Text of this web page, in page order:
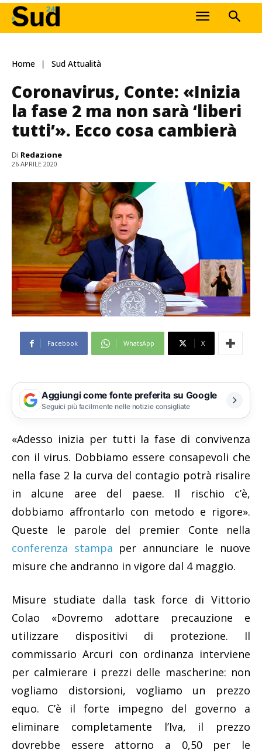
Home Sud Attualità
Coronavirus, Conte: «Inizia
la fase 2 ma non sarà ‘liberi
tutti’». Ecco cosa cambierà
Di Redazione
26 APRILE 2020
Facebook WhatsApp X
Aggiungi come fonte preferita su Google
Seguici più facilmente nelle notizie consigliate
«Adesso inizia per tutti la fase di convivenza
con il virus. Dobbiamo essere consapevoli che
nella fase 2 la curva del contagio potrà risalire
in alcune aree del paese. Il rischio c’è,
dobbiamo affrontarlo con metodo e rigore».
Queste le parole del premier Conte nella
conferenza stampa per annunciare le nuove
misure che andranno in vigore dal 4 maggio.
Misure studiate dalla task force di Vittorio
Colao «Dovremo adottare precauzione e
utilizzare dispositivi di protezione. Il
commissario Arcuri con ordinanza interviene
per calmierare i prezzi delle mascherine: non
vogliamo distorsioni, vogliamo un prezzo
equo. C’è il forte impegno del governo a
eliminare completamente l’Iva, il prezzo
dovrebbe essere attorno a 0,50 per le